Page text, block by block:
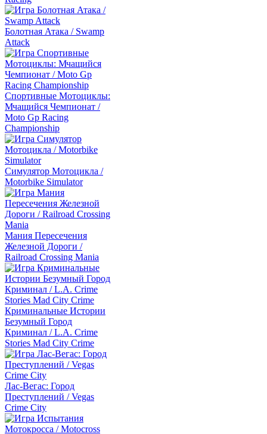
Болотная Атака / Swamp
Attack
Спортивные Мотоциклы:
Мчащийся Чемпионат /
Moto Gp Racing
Championship
Симулятор Мотоцикла /
Motorbike Simulator
Мания Пересечения
Железной Дороги /
Railroad Crossing Mania
Криминальные Истории
Безумный Город
Криминал / L.A. Crime
Stories Mad City Crime
Лас-Вегас: Город
Преступлений / Vegas
Crime City